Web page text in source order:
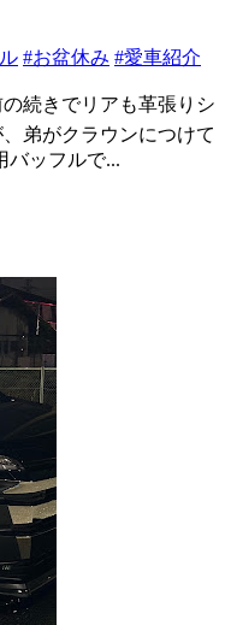
#お盆休み #愛車紹介
続きでリアも革張りシ
弟がクラウンにつけて
バッフルで...